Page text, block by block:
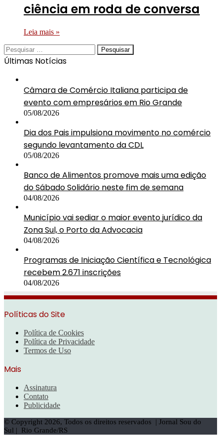
ciência em roda de conversa
Leia mais »
Pesquisar
por:
Últimas Notícias
Câmara de Comércio Italiana participa de
evento com empresários em Rio Grande
05/08/2026
Dia dos Pais impulsiona movimento no comércio
segundo levantamento da CDL
05/08/2026
Banco de Alimentos promove mais uma edição
do Sábado Solidário neste fim de semana
04/08/2026
Município vai sediar o maior evento jurídico da
Zona Sul, o Porto da Advocacia
04/08/2026
Programas de Iniciação Científica e Tecnológica
recebem 2.671 inscrições
04/08/2026
Políticas do Site
Política de Cookies
Política de Privacidade
Termos de Uso
Mais
Assinatura
Contato
Publicidade
© Copyright 2026, Todos os direitos reservados | Jornal Sou do
Sul | Rio Grande/RS